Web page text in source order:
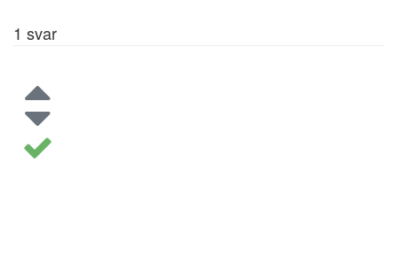
1 svar